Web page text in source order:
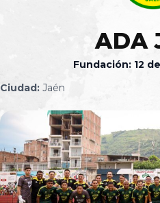
Clubes
Noticias
Documentos
ADA
Fundación: 12
Ciudad: Jaén